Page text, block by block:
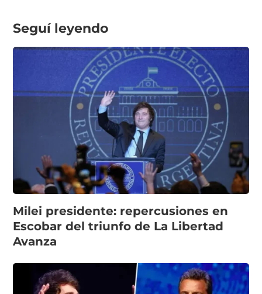
Seguí leyendo
Milei presidente: repercusiones en
Escobar del triunfo de La Libertad
Avanza